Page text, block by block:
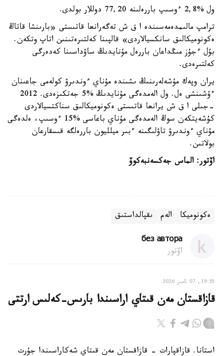
ول %2,8 ءوسىپ باررەلىنە 77,20 دوللار بولدى.
ترامپ مالىمدەمەسىندە ا ق ش تەگەرانعا قاتىستى «بارىنشا قاتاڭ
ەكونوميكالىق سانكسيالاردى» قالپىنا كەلتىرەتىنىن اتاپ وتكەن.
بۇل ءجۇز مىڭداعان باررەل مۇنايدىڭ ساۋداسىنا كەدەرگى
كەلتىرەدى.
يران وپەك مۇشەلەرىنىڭ ىشىندە مۇناي ءوندىرۋ كولەمى جاعىنان
ءۇشىنشى ەل. ول الەمدەگى مۇنايدىڭ %5 جەتكىزەدى. 2012
-جىلى ا ق ش يرانعا قاتىستى ەكونوميكالىق سناكتسيالاردى
كۇشەيتكەن سوڭ الەمدەگى مۇناي باعاسى %15 ءوسىپ، ەلدەگى
مۇناي ءوندىرۋ تاۋلىگىنە ءبىر ميلليون باررەلگە قىسقارعان
بولاتىن.
اۆتور: الماس جەكسەنبەكوۆ
ەكونوميكا الەم ىقپالداستىق
без автора
اۆتور
19:55, 07 تامىز 2026
قازاقستان مەن قىتاي اراسىندا بارىس-كەلىس ارتتى
استانا. قازاقپارات - قازاقستان مەن قىتاي شەكاراسىندا جۇرت